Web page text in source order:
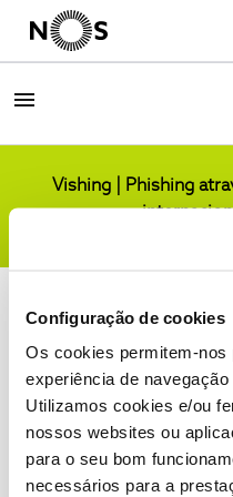
Configuração de cookies
Os cookies permitem-nos
experiência de
Utilizamos cookies e/ou
nossos websites ou
para o seu bom
necessários para a
Vishing | Phishing
Condições do Fórum